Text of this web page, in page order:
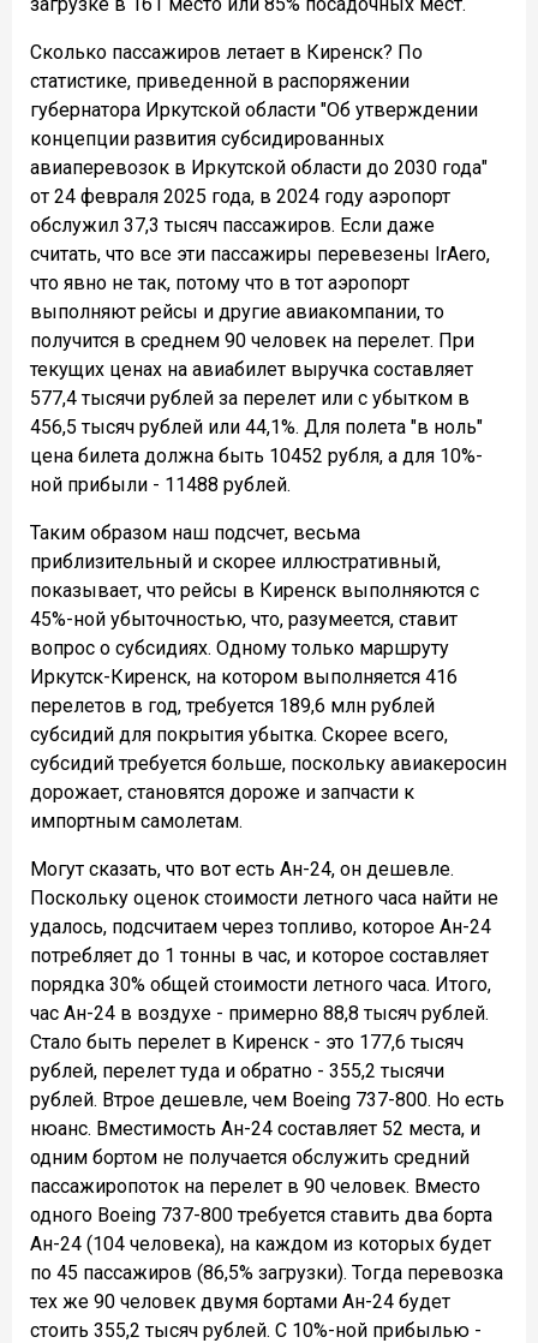
Сколько пассажиров летает в Киренск? По
статистике, приведенной в распоряжении
губернатора Иркутской области "Об утверждении
концепции развития субсидированных
авиаперевозок в Иркутской области до 2030 года"
от 24 февраля 2025 года, в 2024 году аэропорт
обслужил 37,3 тысяч пассажиров. Если даже
считать, что все эти пассажиры перевезены IrAero,
что явно не так, потому что в тот аэропорт
выполняют рейсы и другие авиакомпании, то
получится в среднем 90 человек на перелет. При
текущих ценах на авиабилет выручка составляет
577,4 тысячи рублей за перелет или с убытком в
456,5 тысяч рублей или 44,1%. Для полета "в ноль"
цена билета должна быть 10452 рубля, а для 10%-
ной прибыли - 11488 рублей.
Таким образом наш подсчет, весьма
приблизительный и скорее иллюстративный,
показывает, что рейсы в Киренск выполняются с
45%-ной убыточностью, что, разумеется, ставит
вопрос о субсидиях. Одному только маршруту
Иркутск-Киренск, на котором выполняется 416
перелетов в год, требуется 189,6 млн рублей
субсидий для покрытия убытка. Скорее всего,
субсидий требуется больше, поскольку авиакеросин
дорожает, становятся дороже и запчасти к
импортным самолетам.
Могут сказать, что вот есть Ан-24, он дешевле.
Поскольку оценок стоимости летного часа найти не
удалось, подсчитаем через топливо, которое Ан-24
потребляет до 1 тонны в час, и которое составляет
порядка 30% общей стоимости летного часа. Итого,
час Ан-24 в воздухе - примерно 88,8 тысяч рублей.
Стало быть перелет в Киренск - это 177,6 тысяч
рублей, перелет туда и обратно - 355,2 тысячи
рублей. Втрое дешевле, чем Boeing 737-800. Но есть
нюанс. Вместимость Ан-24 составляет 52 места, и
одним бортом не получается обслужить средний
пассажиропоток на перелет в 90 человек. Вместо
одного Boeing 737-800 требуется ставить два борта
Ан-24 (104 человека), на каждом из которых будет
по 45 пассажиров (86,5% загрузки). Тогда перевозка
тех же 90 человек двумя бортами Ан-24 будет
стоить 355,2 тысяч рублей. С 10%-ной прибылью -